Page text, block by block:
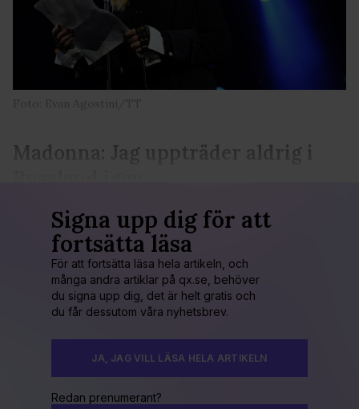
Madonna: Jag uppträder aldrig i
Signa upp dig för att
fortsätta läsa
För att fortsätta läsa hela artikeln, och
många andra artiklar på qx.se, behöver
du signa upp dig, det är helt gratis och
du får dessutom våra nyhetsbrev.
JA, JAG VILL LÄSA HELA ARTIKELN
Redan prenumerant?